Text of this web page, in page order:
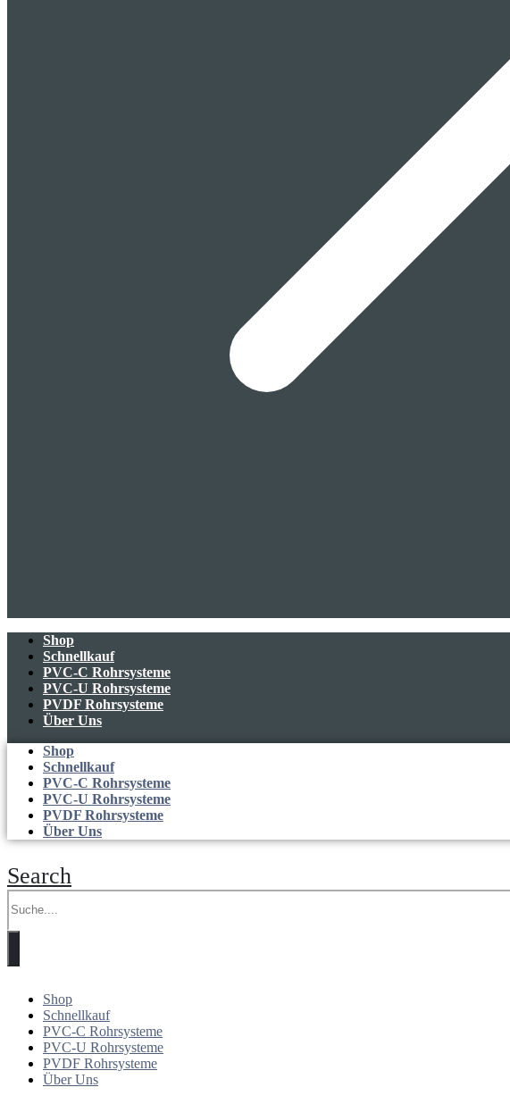
Shop
Schnellkauf
PVC-C Rohrsysteme
PVC-U Rohrsysteme
PVDF Rohrsysteme
Über Uns
Shop
Schnellkauf
PVC-C Rohrsysteme
PVC-U Rohrsysteme
PVDF Rohrsysteme
Über Uns
Search
Shop
Schnellkauf
PVC-C Rohrsysteme
PVC-U Rohrsysteme
PVDF Rohrsysteme
Über Uns